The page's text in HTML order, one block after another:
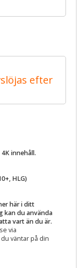
efter
innehåll.
HLG)
här i ditt
kan du använda
vart än du är.
via
väntar på din